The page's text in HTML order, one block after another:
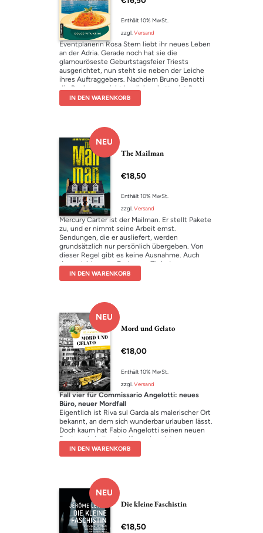
Enthält 10% MwSt.
zzgl.Versand
Eventplanerin Rosa Stern liebt ihr neues Leben
an der Adria. Gerade noch hat sie die
glamouröseste Geburtstagsfeier Triests
ausgerichtet, nun steht sie neben der Leiche
ihres Auftraggebers. Nachdem Bruno Benotti
die Rechnung nicht beglichen hatte, ist Rosa
ihm bis auf dessen Jacht gefolgt. Doch offenbar
hat sich der Unternehmer lieber eine Kugel in
aussehen? Während die Polizei gar nicht ans
Ermitteln denkt, folgt Rosa eigenen Spuren.
Schnell wird klar: In Triest schützt man die
Fassade eher als die Wahrheit.
IN DEN WARENKORB
NEU
The Mailman
€18,50
Enthält 10% MwSt.
zzgl. Versand
Mercury Carter ist der Mailman. Er stellt Pakete
zu, und er nimmt seine Arbeit ernst.
Sendungen, die er ausliefert, werden
grundsätzlich nur persönlich übergeben. Von
dieser Regel gibt es keine Ausnahme. Auch
dann nicht, wenn Carter am Zielort
überraschend auf eine mörderische Bande
stößt, die eine Frau als Geisel hält. Ein
an Tempo gewinnt und bis zum letzten Satz
elektrisiert.
IN DEN WARENKORB
NEU
Mord und Gelato
€18,00
Enthält 10% MwSt.
zzgl. Versand
Fall vier für Commissario Angelotti: neues
Büro, neuer Mordfall
Eigentlich ist Riva sul Garda als malerischer Ort
bekannt, an dem sich wunderbar urlauben lässt.
Doch kaum hat Fabio Angelotti seinen neuen
Posten als Leiter des Kommissariats
angetreten, macht ein neuer Kollege ihm und
seinem Team den Anfang schwer. Dann
Vergangenheit des Commissario verlangt nach
Antworten.
Zum Glück steht auch diesmal Charlotte Stutz,
genannt Carlotta, ihrem Fabio mit Rat und Tat
zur Seite. Teil vier der Krimireihe rund um das
deutsch-italienische Paar mit dem
IN DEN WARENKORB
NEU
Die kleine Faschistin
€18,50